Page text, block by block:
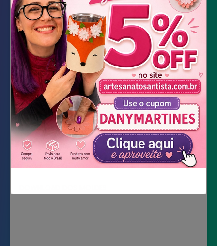
Feltro laranja
Feltro amarelo
Feltro verde
Feltro azul
Feltro roxo
Linha de crochê vermelha
Agulha
Cola quente
Tesoura